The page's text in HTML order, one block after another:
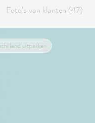
Foto's van klanten (47)
uitpakken